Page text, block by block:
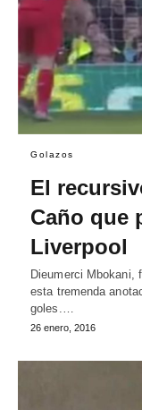
Golazos
El
Caño que
Liverpool
Dieumerci Mbokani,
esta tremenda
goles.…
26 enero, 2016